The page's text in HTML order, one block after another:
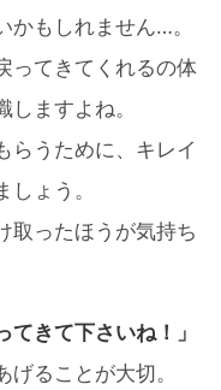
かもしれません…。
ってきてくれるの体
ますよね。
らうために、キレイ
ょう。
取ったほうが気持ち
てきて下さいね！」
ることが大切。